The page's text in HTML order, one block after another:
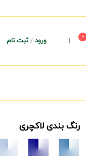
0
| ورود/ثبت نام
رنگ بندی لاکچری